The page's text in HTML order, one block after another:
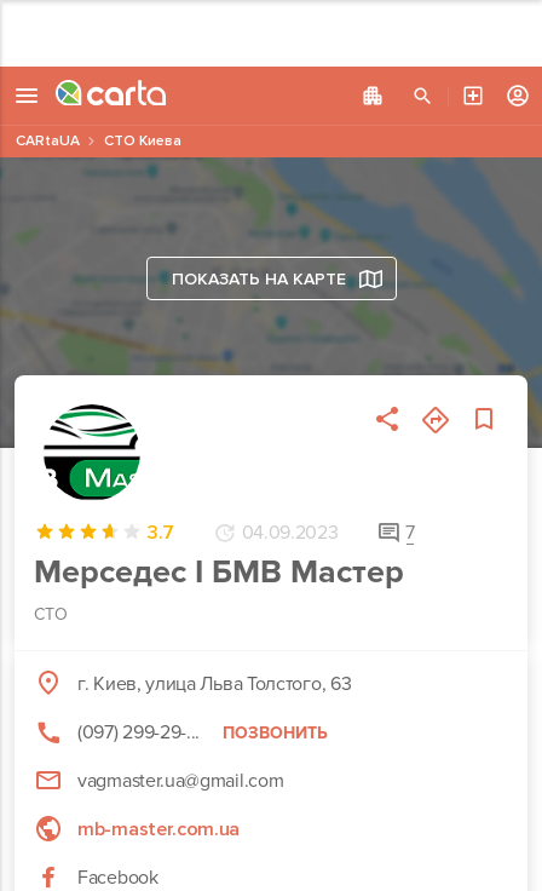
ПОКАЗАТЬ НА КАРТЕ
3.7 04.09.2023 7
Мерседес І БМВ Мастер
СТО
г. Киев, улица Льва Толстого, 63
(097) 299-29-...
ПОЗВОНИТЬ
vagmaster.ua@gmail.com
mb-master.com.ua
Facebook
CARtaUA СТО Киева